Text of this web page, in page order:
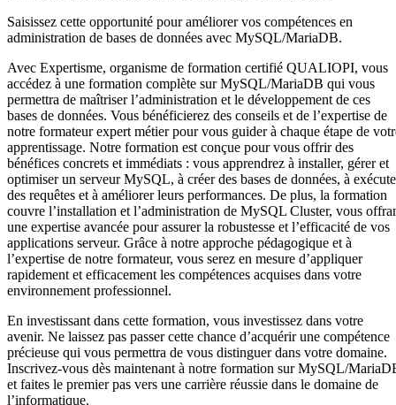
Saisissez cette opportunité pour améliorer vos compétences en
administration de bases de données avec MySQL/MariaDB.
Avec Expertisme, organisme de formation certifié QUALIOPI, vous
accédez à une formation complète sur MySQL/MariaDB qui vous
permettra de maîtriser l’administration et le développement de ces
bases de données. Vous bénéficierez des conseils et de l’expertise de
notre formateur expert métier pour vous guider à chaque étape de
apprentissage. Notre formation est conçue pour vous offrir des
bénéfices concrets et immédiats : vous apprendrez à installer, gérer et
optimiser un serveur MySQL, à créer des bases de données, à
des requêtes et à améliorer leurs performances. De plus, la formation
couvre l’installation et l’administration de MySQL Cluster, vous
une expertise avancée pour assurer la robustesse et l’efficacité de vos
applications serveur. Grâce à notre approche pédagogique et à
l’expertise de notre formateur, vous serez en mesure d’appliquer
rapidement et efficacement les compétences acquises dans votre
environnement professionnel.
En investissant dans cette formation, vous investissez dans votre
avenir. Ne laissez pas passer cette chance d’acquérir une compétence
précieuse qui vous permettra de vous distinguer dans votre domaine.
Inscrivez-vous dès maintenant à notre formation sur MySQL/
et faites le premier pas vers une carrière réussie dans le domaine de
l’informatique.